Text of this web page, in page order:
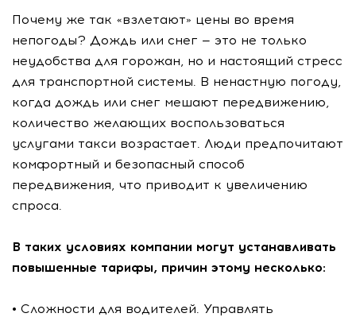
Почему же так «взлетают» цены во время
непогоды? Дождь или снег — это не только
неудобства для горожан, но и настоящий стресс
для транспортной системы. В ненастную погоду,
когда дождь или снег мешают передвижению,
количество желающих воспользоваться
услугами такси возрастает. Люди предпочитают
комфортный и безопасный способ
передвижения, что приводит к увеличению
спроса.
В таких условиях компании могут устанавливать
повышенные тарифы, причин этому несколько:
• Сложности для водителей. Управлять